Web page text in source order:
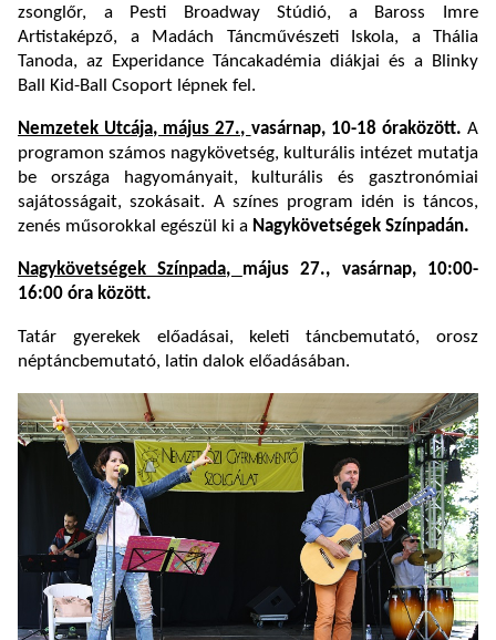
zsonglőr, a Pesti Broadway Stúdió, a Baross Imre
Artistaképző, a Madách Táncművészeti Iskola, a Thália
Tanoda, az Experidance Táncakadémia diákjai és a Blinky
Ball Kid-Ball Csoport lépnek fel.
Nemzetek Utcája, május 27., vasárnap, 10-18 óraközött. A
programon számos nagykövetség, kulturális intézet mutatja
be országa hagyományait, kulturális és gasztronómiai
sajátosságait, szokásait. A színes program idén is táncos,
zenés műsorokkal egészül ki a Nagykövetségek Színpadán.
Nagykövetségek Színpada, május 27., vasárnap, 10:00-
16:00 óra között.
Tatár gyerekek előadásai, keleti táncbemutató, orosz
néptáncbemutató, latin dalok előadásában.